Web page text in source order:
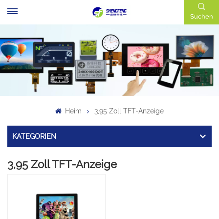
Suchen
Heim 3,95 Zoll TFT-Anzeige
KATEGORIEN
3,95 Zoll TFT-Anzeige